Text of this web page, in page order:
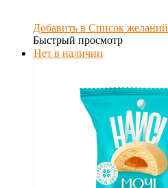
Добавить в Список желаний
Быстрый просмотр
Нет в наличии